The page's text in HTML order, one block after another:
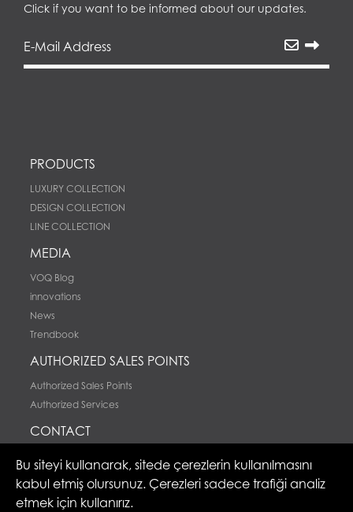
Click if you want to be informed about our updates.
PRODUCTS
LUXURY COLLECTION
DESIGN COLLECTION
LINE COLLECTION
MEDIA
VOQ Blog
innovations
News
Trendbook
AUTHORIZED SALES POINTS
Authorized Sales Points
Authorized Services
CONTACT
Bu siteyi kullanarak, sitede çerezlerin kullanılmasını
kabul etmiş olursunuz. Çerezleri sadece trafiği analiz
etmek için kullanırız.